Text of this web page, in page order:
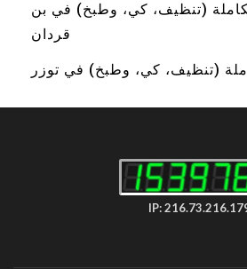
(تنظيف، كي، وطبخ) في بن
قردان
(تنظيف، كي، وطبخ) في توزر
IP: